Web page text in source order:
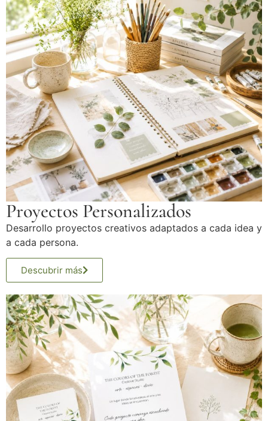
Proyectos Personalizados
Desarrollo proyectos creativos adaptados a cada idea y
a cada persona.
Descubrir más